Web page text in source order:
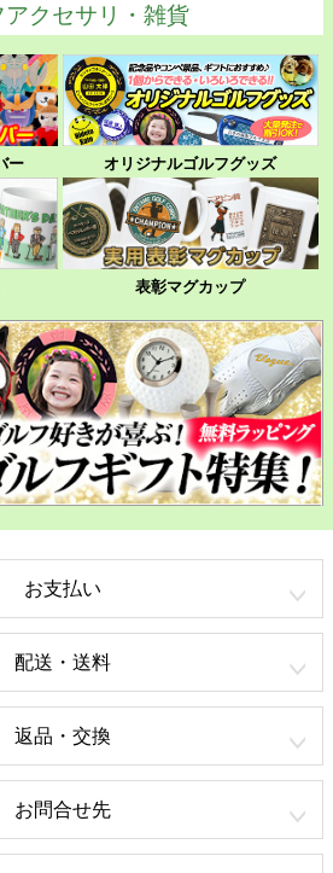
アクセサリ・雑貨
ー オリジナルゴルフグッズ
表彰マグカップ
お支払い
配送・送料
返品・交換
お問合せ先